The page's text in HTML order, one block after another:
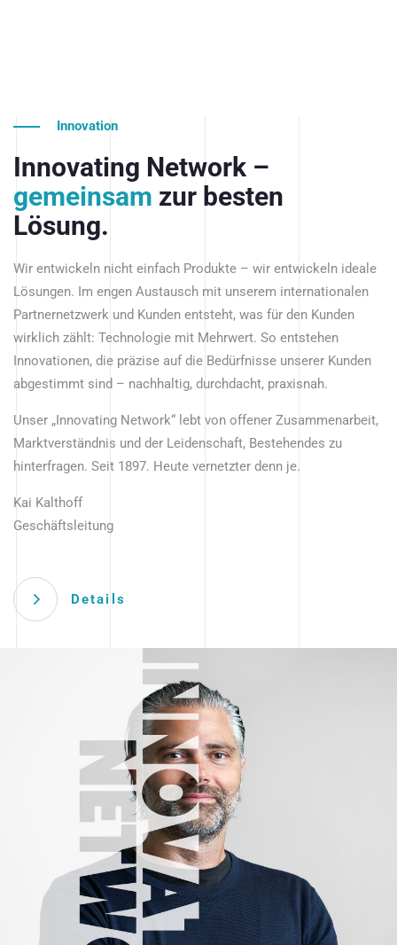
Innovation
Innovating Network –
gemeinsam zur besten
Lösung.
Wir entwickeln nicht einfach Produkte – wir entwickeln ideale
Lösungen. Im engen Austausch mit unserem internationalen
Partnernetzwerk und Kunden entsteht, was für den Kunden
wirklich zählt: Technologie mit Mehrwert. So entstehen
Innovationen, die präzise auf die Bedürfnisse unserer Kunden
abgestimmt sind – nachhaltig, durchdacht, praxisnah.
Unser „Innovating Network“ lebt von offener Zusammenarbeit,
Marktverständnis und der Leidenschaft, Bestehendes zu
hinterfragen. Seit 1897. Heute vernetzter denn je.
Kai Kalthoff
Geschäftsleitung
Details